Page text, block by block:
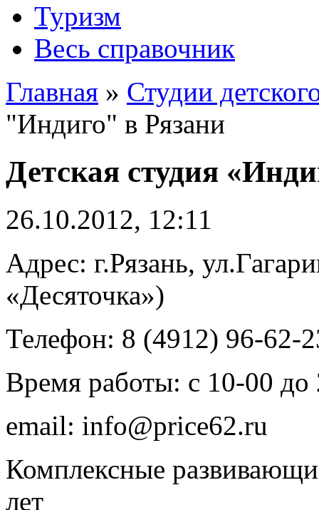
Туризм
Весь справочник
Главная » Студии
"Индиго" в Рязани
Детская студия
26.10.2012, 12:11
Адрес: г.Рязань,
«Десяточка»)
Телефон: 8 (4912) 96-62-
Время работы: с 10-00 до
email: info@price62.ru
Комплексные
лет